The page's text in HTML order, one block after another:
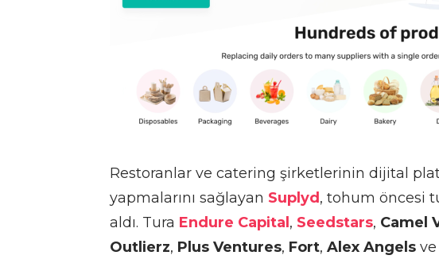
Restoranlar ve catering şirketlerinin dijital
yapmalarını sağlayan Suplyd , tohum öncesi
aldı. Tura Endure Capital , Seedstars, Camel
Outlierz, Plus Ventures, Fort, Alex Angels ve